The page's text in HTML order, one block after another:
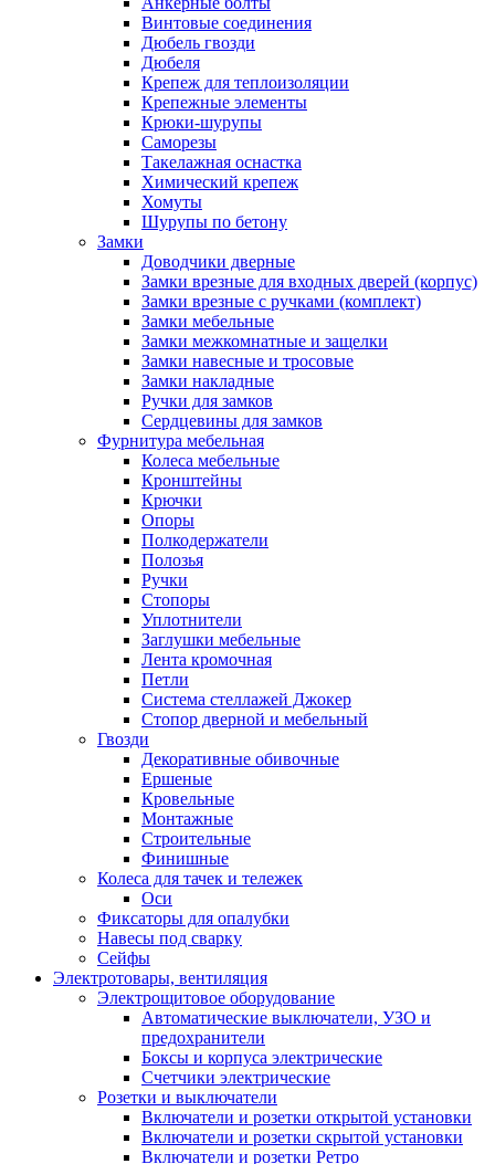
Винтовые соединения
Дюбель гвозди
Дюбеля
Крепеж для теплоизоляции
Крепежные элементы
Крюки-шурупы
Саморезы
Такелажная оснастка
Химический крепеж
Хомуты
Шурупы по бетону
Замки
Доводчики дверные
Замки врезные для входных дверей (корпус)
Замки врезные с ручками (комплект)
Замки мебельные
Замки межкомнатные и защелки
Замки навесные и тросовые
Замки накладные
Ручки для замков
Сердцевины для замков
Фурнитура мебельная
Колеса мебельные
Кронштейны
Крючки
Опоры
Полкодержатели
Полозья
Ручки
Стопоры
Уплотнители
Заглушки мебельные
Лента кромочная
Петли
Система стеллажей Джокер
Стопор дверной и мебельный
Гвозди
Декоративные обивочные
Ершеные
Кровельные
Монтажные
Строительные
Финишные
Колеса для тачек и тележек
Оси
Фиксаторы для опалубки
Навесы под сварку
Сейфы
Электротовары, вентиляция
Электрощитовое оборудование
Автоматические выключатели, УЗО и
предохранители
Боксы и корпуса электрические
Счетчики электрические
Розетки и выключатели
Включатели и розетки открытой установки
Включатели и розетки скрытой установки
Включатели и розетки Ретро